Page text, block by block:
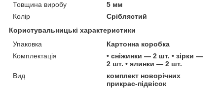
Товщина виробу
5 мм
Колір
Сріблястий
Користувальницькі характеристики
Упаковка
Картонна коробка
Комплектація
• сніжинки — 2 шт. • зірки —
2 шт. • ялинки — 2 шт.
Вид
комплект новорічних
прикрас-підвісок